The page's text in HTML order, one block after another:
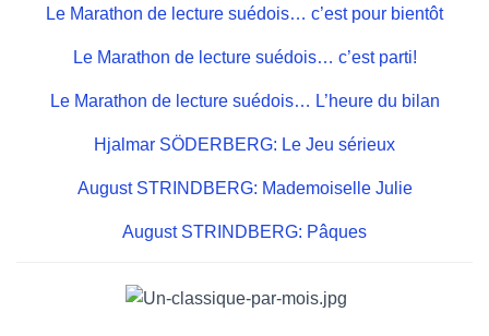
Le Marathon de lecture suédois… c’est pour bientôt
Le Marathon de lecture suédois… c’est parti!
Le Marathon de lecture suédois… L’heure du bilan
Hjalmar SÖDERBERG: Le Jeu sérieux
August STRINDBERG: Mademoiselle Julie
August STRINDBERG: Pâques